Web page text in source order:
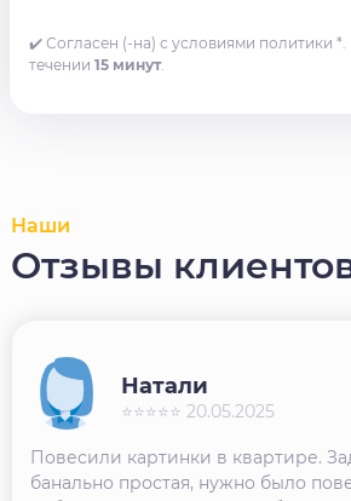
✔️ Согласен (-на) с условиями политики
течении 15 минут.
Наши
Отзывы
Повесили картинки в квартире.
банально простая, нужно было
Натали
⭐⭐⭐⭐⭐ 20.05.2025